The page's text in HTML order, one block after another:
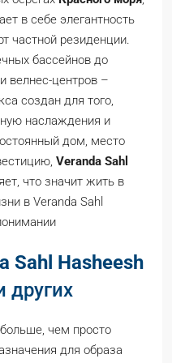
в себе элегантность
частной резиденции.
бассейнов до
велнес-центров –
создан для того,
наслаждения и
дом, место
Veranda Sahl
что значит жить в
в Veranda Sahl
Sahl Hasheesh
других
чем просто
для образа